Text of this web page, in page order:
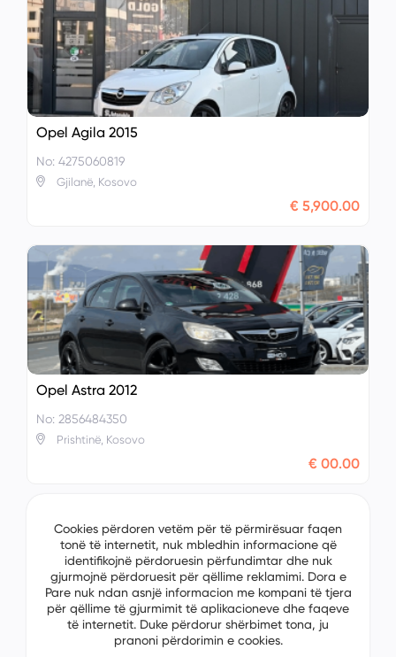
Opel Agila 2015
No: 4275060819
Gjilanë, Kosovo
€ 5,900.00
Opel Astra 2012
No: 2856484350
Prishtinë, Kosovo
€ 00.00
Opel Astra 2012
Cookies përdoren vetëm për të përmirësuar faqen
tonë të internetit, nuk mbledhin informacione që
identifikojnë përdoruesin përfundimtar dhe nuk
gjurmojnë përdoruesit për qëllime reklamimi. Dora e
Pare nuk ndan asnjë informacion me kompani të tjera
për qëllime të gjurmimit të aplikacioneve dhe faqeve
të internetit. Duke përdorur shërbimet tona, ju
pranoni përdorimin e cookies.